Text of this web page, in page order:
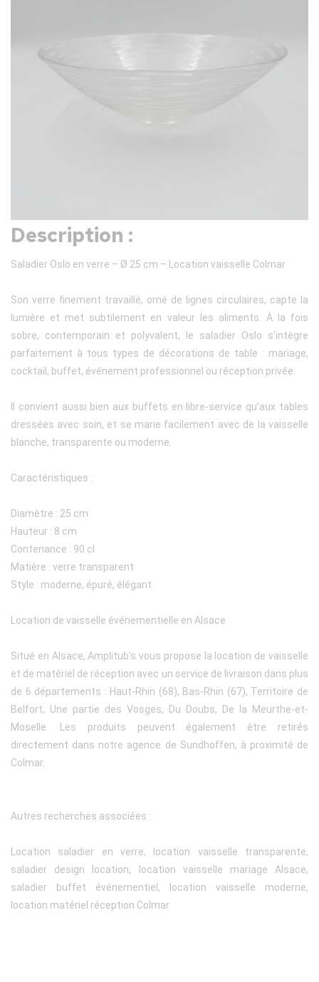
Description :
Saladier Oslo en verre – Ø 25 cm – Location vaisselle Colmar
Son verre finement travaillé, orné de lignes circulaires, capte la
lumière et met subtilement en valeur les aliments. À la fois
sobre, contemporain et polyvalent, le saladier Oslo s’intègre
parfaitement à tous types de décorations de table : mariage,
cocktail, buffet, événement professionnel ou réception privée.
Il convient aussi bien aux buffets en libre-service qu’aux tables
dressées avec soin, et se marie facilement avec de la vaisselle
blanche, transparente ou moderne.
Caractéristiques :
Diamètre : 25 cm
Hauteur : 8 cm
Contenance : 90 cl
Matière : verre transparent
Style : moderne, épuré, élégant
Location de vaisselle événementielle en Alsace
Situé en Alsace, Amplitub’s vous propose la location de vaisselle
et de matériel de réception avec un service de livraison dans plus
de 6 départements : Haut-Rhin (68), Bas-Rhin (67), Territoire de
Belfort, Une partie des Vosges, Du Doubs, De la Meurthe-et-
Moselle. Les produits peuvent également être retirés
directement dans notre agence de Sundhoffen, à proximité de
Colmar.
Autres recherches associées :
Location saladier en verre, location vaisselle transparente,
saladier design location, location vaisselle mariage Alsace,
saladier buffet événementiel, location vaisselle moderne,
location matériel réception Colmar.